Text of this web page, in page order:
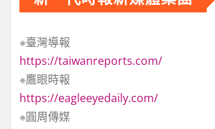
※臺灣導報
https://taiwanreports.com/
※鷹眼時報
https://eagleeyedaily.com/
※圓周傳媒